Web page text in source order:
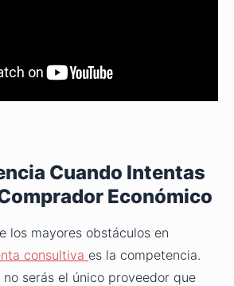
Cuando Intentas
Económico
los mayores obstáculos en
consultiva es la competencia.
no serás el único proveedor que